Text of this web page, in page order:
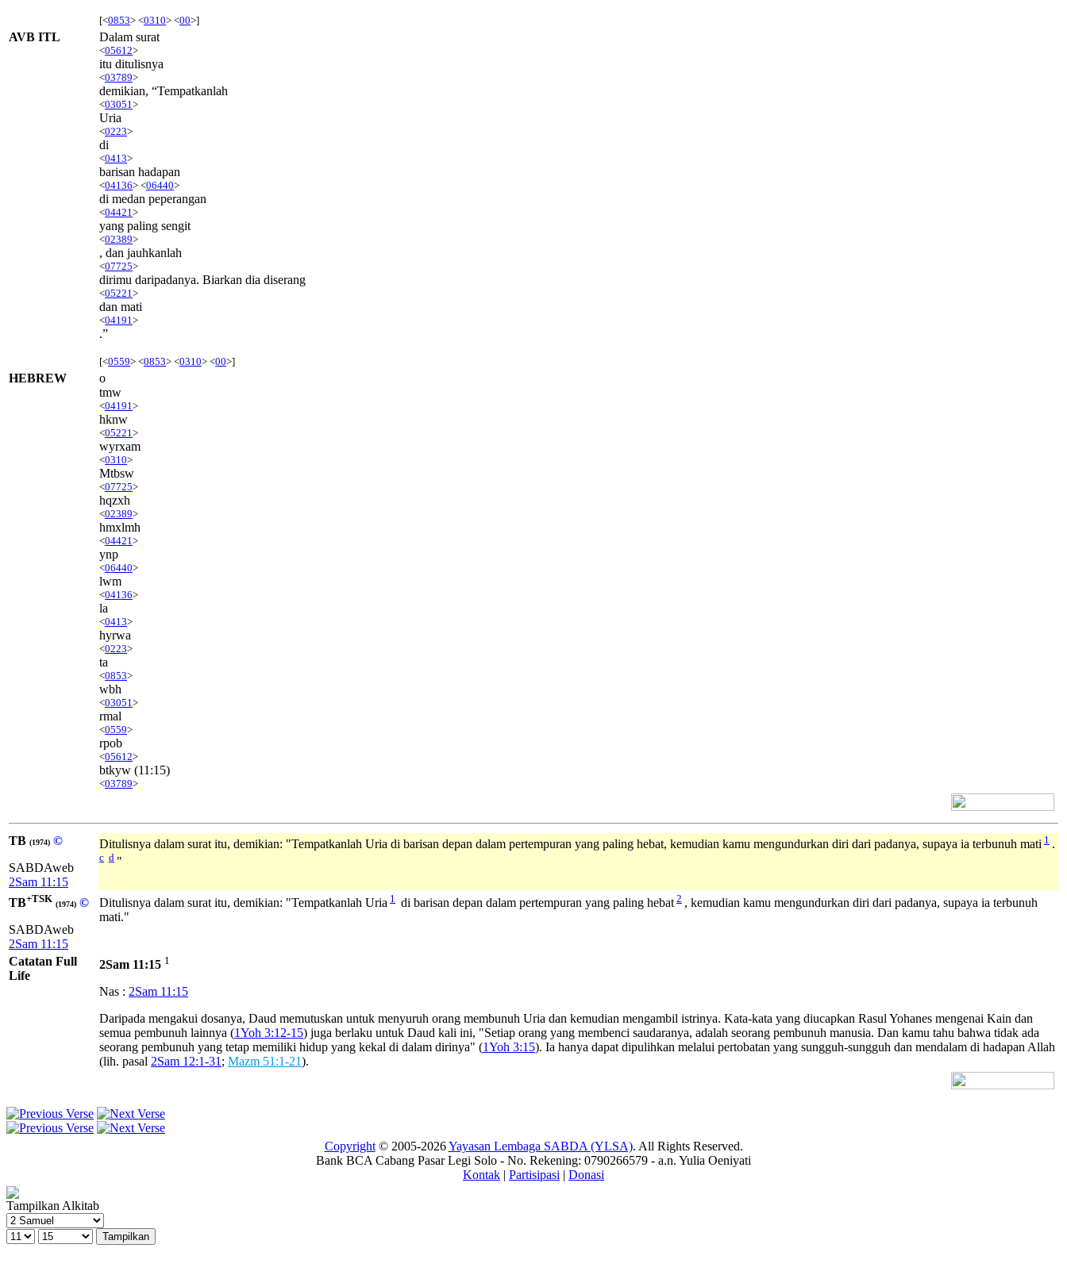
[<0853> <0310> <00>]
AVB ITL Dalam surat
<05612>
itu ditulisnya
<03789>
demikian, “Tempatkanlah
<03051 >
Uria
<0223>
di
<0413>
barisan hadapan
<04136> <06440>
di medan peperangan
<04421 >
yang paling sengit
<02389>
, dan jauhkanlah
<07725>
dirimu daripadanya. Biarkan dia diserang
<05221 >
dan mati
<04191 >
.”
[<0559> <0853> <0310> <00>]
HEBREW
o
tmw
<04191 >
hknw
<05221 >
wyrxam
<0310>
Mtbsw
<07725>
hqzxh
<02389>
hmxlmh
<04421 >
ynp
<06440>
lwm
<04136>
la
<0413>
hyrwa
<0223>
ta
<0853>
wbh
<03051 >
rmal
<0559>
rpob
<05612>
btkyw (11:15)
<03789>
TB (1974) ©
SABDAweb
2Sam 11:15
Ditulisnya dalam surat itu, demikian: "Tempatkanlah Uria di barisan depan dalam pertempuran yang paling hebat, kemudian kamu mengundurkan diri dari padanya, supaya ia terbunuh mati 1 .
c d "
TB+TSK (1974) ©
SABDAweb
2Sam 11:15
Ditulisnya dalam surat itu, demikian: "Tempatkanlah Uria 1 di barisan depan dalam pertempuran yang paling hebat 2 , kemudian kamu mengundurkan diri dari padanya, supaya ia terbunuh
mati."
Catatan Full
Life
2Sam 11:15 1
Nas : 2Sam 11:15
Daripada mengakui dosanya, Daud memutuskan untuk menyuruh orang membunuh Uria dan kemudian mengambil istrinya. Kata-kata yang diucapkan Rasul Yohanes mengenai Kain dan
semua pembunuh lainnya (1Yoh 3:12-15) juga berlaku untuk Daud kali ini, "Setiap orang yang membenci saudaranya, adalah seorang pembunuh manusia. Dan kamu tahu bahwa tidak ada
seorang pembunuh yang tetap memiliki hidup yang kekal di dalam dirinya" (1Yoh 3:15). Ia hanya dapat dipulihkan melalui pertobatan yang sungguh-sungguh dan mendalam di hadapan Allah
(lih. pasal 2Sam 12:1-31 ; Mazm 51:1-21).
Copyright© 2005-2026Yayasan Lembaga SABDA (YLSA). All Rights Reserved.
Bank BCA Cabang Pasar Legi Solo - No. Rekening: 0790266579 - a.n. Yulia Oeniyati
Kontak | Partisipasi | Donasi
Tampilkan Alkitab